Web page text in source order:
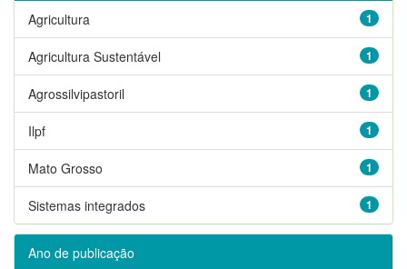
1
Agricultura
1
Agricultura Sustentável
1
Agrossilvipastoril
1
Ilpf
1
Mato Grosso
1
Sistemas integrados
Ano de publicação